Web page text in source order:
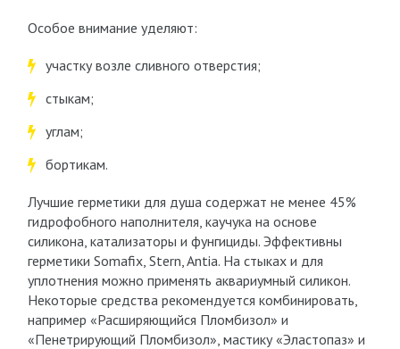
Особое внимание уделяют:
участку возле сливного отверстия;
стыкам;
углам;
бортикам.
Лучшие герметики для душа содержат не менее 45%
гидрофобного наполнителя, каучука на основе
силикона, катализаторы и фунгициды. Эффективны
герметики Somafix, Stern, Antia. На стыках и для
уплотнения можно применять аквариумный силикон.
Некоторые средства рекомендуется комбинировать,
например «Расширяющийся Пломбизол» и
«Пенетрирующий Пломбизол», мастику «Эластопаз» и